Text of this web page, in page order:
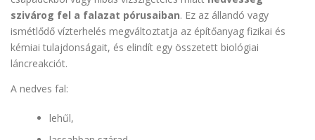
szivárog fel a falazat pórusaiban. Ez az állandó vagy
ismétlődő vízterhelés megváltoztatja az építőanyag fizikai és
kémiai tulajdonságait, és elindít egy összetett biológiai
láncreakciót.
A nedves fal:
lehűl,